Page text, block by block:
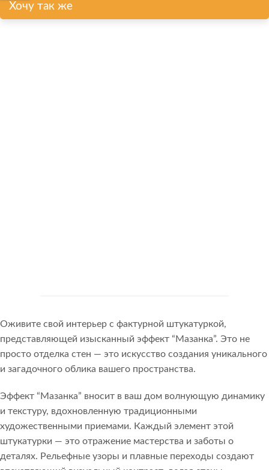
Хочу так же
Оживите свой интерьер с фактурной штукатуркой,
представляющей изысканный эффект “Мазанка”. Это не
просто отделка стен — это искусство создания уникального
и загадочного облика вашего пространства.
Эффект “Мазанка” вносит в ваш дом волнующую динамику
и текстуру, вдохновленную традиционными
художественными приемами. Каждый элемент этой
штукатурки — это отражение мастерства и заботы о
деталях. Рельефные узоры и плавные переходы создают